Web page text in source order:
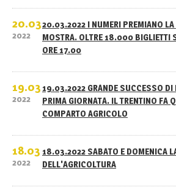
20.03
2022
20.03.2022 I NUMERI PREMIANO LA
MOSTRA. OLTRE 18.000 BIGLIETTI
ORE 17.00
19.03
2022
19.03.2022 GRANDE SUCCESSO DI
PRIMA GIORNATA. IL TRENTINO FA
COMPARTO AGRICOLO
18.03
2022
18.03.2022 SABATO E DOMENICA
DELL'AGRICOLTURA